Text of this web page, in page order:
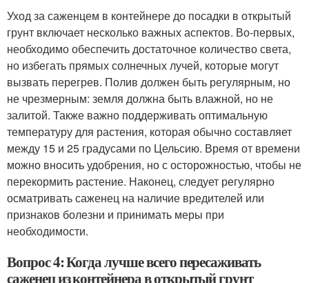
Уход за саженцем в контейнере до посадки в открытый
грунт включает несколько важных аспектов. Во-первых,
необходимо обеспечить достаточное количество света,
но избегать прямых солнечных лучей, которые могут
вызвать перегрев. Полив должен быть регулярным, но
не чрезмерным: земля должна быть влажной, но не
залитой. Также важно поддерживать оптимальную
температуру для растения, которая обычно составляет
между 15 и 25 градусами по Цельсию. Время от времени
можно вносить удобрения, но с осторожностью, чтобы не
перекормить растение. Наконец, следует регулярно
осматривать саженец на наличие вредителей или
признаков болезни и принимать меры при
необходимости.
Вопрос 4: Когда лучше всего пересаживать
саженец из контейнера в открытый грунт